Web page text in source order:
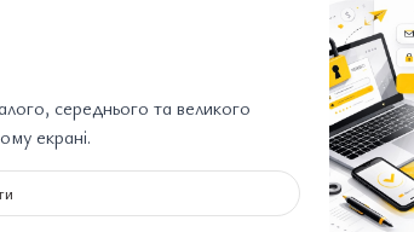
середнього та великого
екрані.